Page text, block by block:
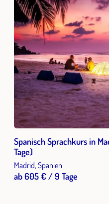
Spanisch Sprachkurs in
Tage)
Madrid, Spanien
ab 605 € / 9 Tage